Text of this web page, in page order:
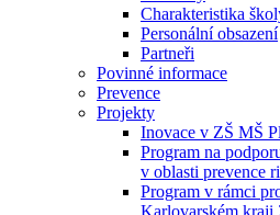
Charakteristika
Personální obsazení
Partneři
Povinné informace
Prevence
Projekty
Inovace v ZŠ MŠ
Program na
v oblasti prevence
Program v rámci
Karlovarském kraji